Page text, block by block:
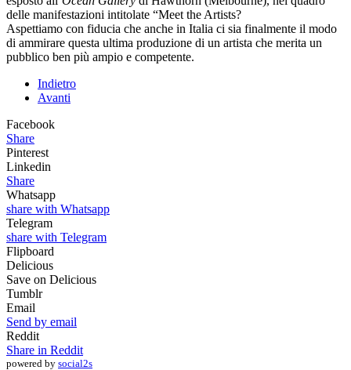
delle manifestazioni intitolate “Meet the Artists?
Aspettiamo con fiducia che anche in Italia ci sia finalmente il modo
di ammirare questa ultima produzione di un artista che merita un
pubblico ben più ampio e competente.
Indietro
Avanti
Facebook
Share
Pinterest
Linkedin
Share
Whatsapp
share with Whatsapp
Telegram
share with Telegram
Flipboard
Delicious
Save on Delicious
Tumblr
Email
Send by email
Reddit
Share in Reddit
powered by social2s